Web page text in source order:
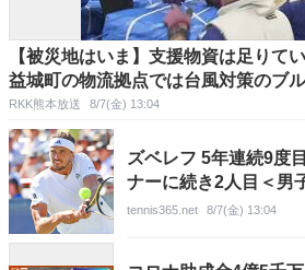
【被災地はいま】支援物資は足りて
益城町の物流拠点では台風対策のブ
RKK熊本放送 8/7(金) 13:04
ズベレフ 5年連続9度
ナーに続き2人目＜男
tennis365.net 8/7(金) 13:04